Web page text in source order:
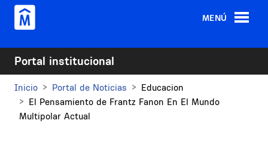
Pasar al contenido principal
MENÚ
Portal institucional
Inicio Portal de Noticias
Educacion
El Pensamiento de Frantz Fanon En El Mundo
Multipolar Actual